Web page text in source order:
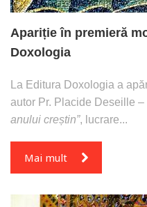
Apariție în premieră
Doxologia
La Editura Doxologia a
autor Pr. Placide Deseille –
anului creștin”, lucrare...
Mai mult